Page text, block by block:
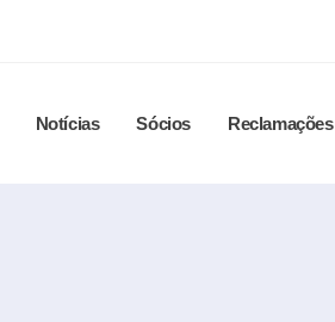
Notícias Sócios Reclamações